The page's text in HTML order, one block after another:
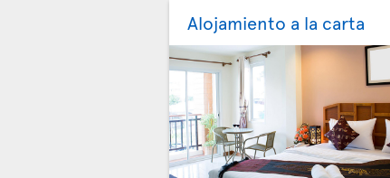
Alojamiento a la carta